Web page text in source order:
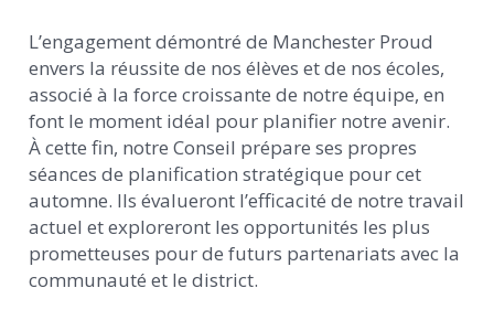
L’engagement démontré de Manchester Proud
envers la réussite de nos élèves et de nos écoles,
associé à la force croissante de notre équipe, en
font le moment idéal pour planifier notre avenir.
À cette fin, notre Conseil prépare ses propres
séances de planification stratégique pour cet
automne. Ils évalueront l’efficacité de notre travail
actuel et exploreront les opportunités les plus
prometteuses pour de futurs partenariats avec la
communauté et le district.